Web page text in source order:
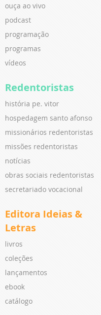
ouça ao vivo
podcast
programação
programas
vídeos
Redentoristas
história pe. vitor
hospedagem santo afonso
missionários redentoristas
missões redentoristas
notícias
obras sociais redentoristas
secretariado vocacional
Editora Ideias &
Letras
livros
coleções
lançamentos
ebook
catálogo